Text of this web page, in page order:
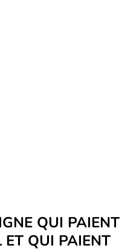
QUI PAIENT
ET QUI PAIENT